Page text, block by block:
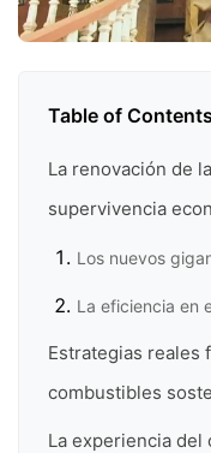
Table of Contents
La renovación de
supervivencia
Los nuevos
La eficiencia en
Estrategias reales
combustibles
La experiencia del